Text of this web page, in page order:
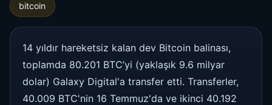
bitcoin
14 yıldır hareketsiz kalan dev Bitcoin balinası,
toplamda 80.201 BTC’yi (yaklaşık 9.6 milyar
dolar) Galaxy Digital'a transfer etti. Transferler,
40.009 BTC'nin 16 Temmuz'da ve ikinci 40.192